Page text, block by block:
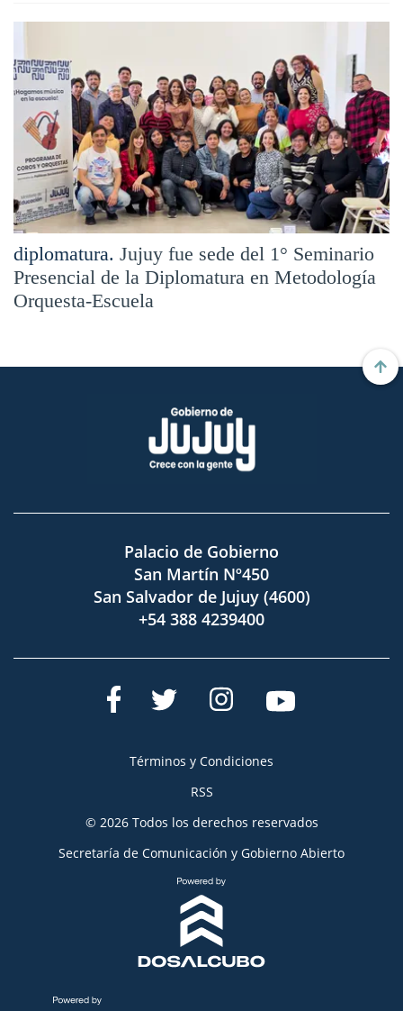
diplomatura. Jujuy fue sede del 1° Seminario
Presencial de la Diplomatura en Metodología
Orquesta-Escuela
Palacio de Gobierno
San Martín Nº450
San Salvador de Jujuy (4600)
+54 388 4239400
Términos y Condiciones
RSS
© 2026 Todos los derechos reservados
Secretaría de Comunicación y Gobierno Abierto